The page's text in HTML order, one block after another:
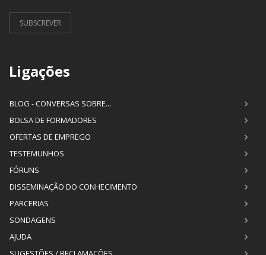
SUBSCREVER
Ligações
BLOG - CONVERSAS SOBRE...
BOLSA DE FORMADORES
OFERTAS DE EMPREGO
TESTEMUNHOS
FÓRUNS
DISSEMINAÇÃO DO CONHECIMENTO
PARCERIAS
SONDAGENS
AJUDA